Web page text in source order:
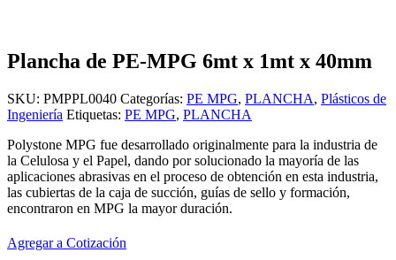
Plancha de PE-MPG 6mt x 1mt x 40mm
SKU: PMPPL0040 Categorías: PE MPG, PLANCHA, Plásticos de
Ingeniería Etiquetas: PE MPG, PLANCHA
Polystone MPG fue desarrollado originalmente para la industria de
la Celulosa y el Papel, dando por solucionado la mayoría de las
aplicaciones abrasivas en el proceso de obtención en esta industria,
las cubiertas de la caja de succión, guías de sello y formación,
encontraron en MPG la mayor duración.
Agregar a Cotización